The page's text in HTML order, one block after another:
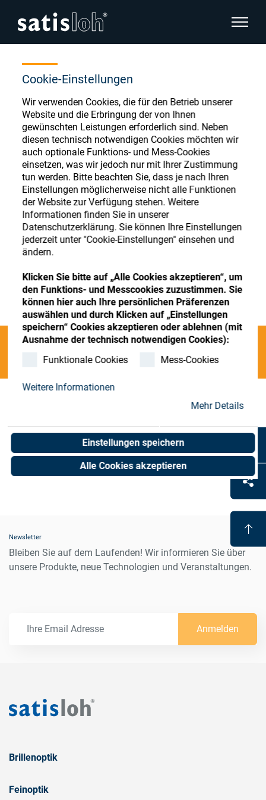
Cookie-Einstellungen
Wir verwenden Cookies, die für den Betrieb unserer
Website und die Erbringung der von Ihnen
gewünschten Leistungen erforderlich sind. Neben
diesen technisch notwendigen Cookies möchten wir
auch optionale Funktions- und Mess-Cookies
einsetzen, was wir jedoch nur mit Ihrer Zustimmung
tun werden. Bitte beachten Sie, dass je nach Ihren
Einstellungen möglicherweise nicht alle Funktionen
der Website zur Verfügung stehen. Weitere
Informationen finden Sie in unserer
Datenschutzerklärung. Sie können Ihre Einstellungen
jederzeit unter "Cookie-Einstellungen" einsehen und
ändern.
Klicken Sie bitte auf „Alle Cookies akzeptieren“, um
den Funktions- und Messcookies zuzustimmen. Sie
können hier auch Ihre persönlichen Präferenzen
auswählen und durch Klicken auf „Einstellungen
speichern“ Cookies akzeptieren oder ablehnen (mit
Ausnahme der technisch notwendigen Cookies):
Funktionale Cookies
Mess-Cookies
Weitere Informationen
Mehr Details
Einstellungen speichern
Alle Cookies akzeptieren
Deutsch
Brillenoptik
Feinoptik
Über uns
Karriere
Ressourcen
Kontakt
Store
Seitennavigation verbergen
English
Español
汉语
Français
Ophthalmic Consumables
Store
Register or Sign-in to access your accounts
and explore our wide range of ophthalmic
consumables
Register Sign-In
(0 results)
Newsletter
Bleiben Sie auf dem Laufenden! Wir informieren Sie über
unsere Produkte, neue Technologien und Veranstaltungen.
Anmelden
Brillenoptik
Feinoptik